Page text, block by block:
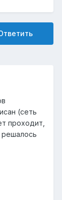
(сеть
проходит,